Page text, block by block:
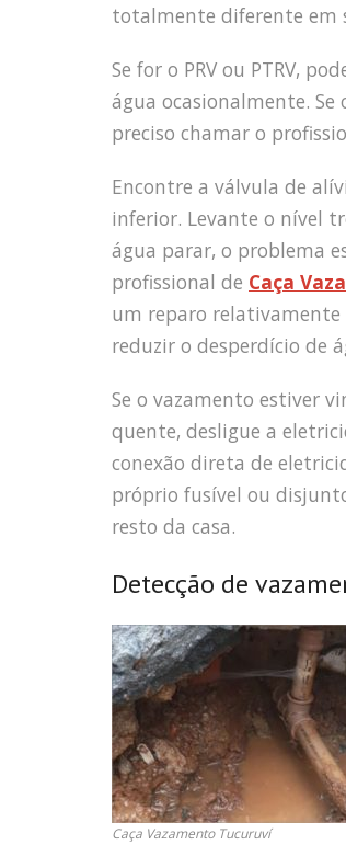
totalmente diferente em
Se for o PRV ou PTRV,
água ocasionalmente. Se
preciso chamar o
Encontre a válvula de
inferior. Levante o nível
água parar, o problema
profissional de Caça
um reparo
reduzir o desperdício de
Se o vazamento estiver
quente, desligue a
conexão direta de
próprio fusível ou
resto da casa.
Detecção de
Caça Vazamento Tucuruví